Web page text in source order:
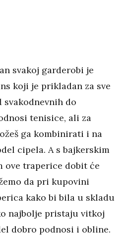
svakoj garderobi je
koji je prikladan za sve
svakodnevnih do
tenisice, ali za
ga kombinirati i na
cipela. A s bajkerskim
ove traperice dobit će
da pri kupovini
kako bi bila u skladu
najbolje pristaju vitkoj
dobro podnosi i obline.